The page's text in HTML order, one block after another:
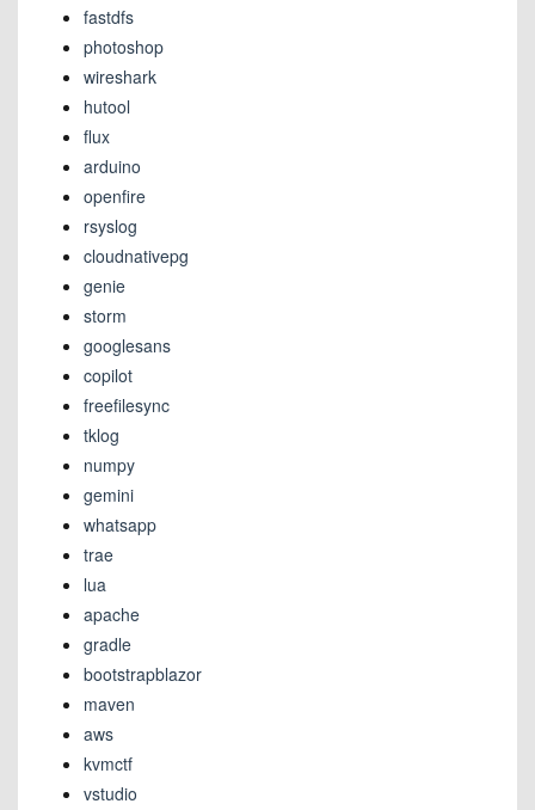
fastdfs
photoshop
wireshark
hutool
flux
arduino
openfire
rsyslog
cloudnativepg
genie
storm
googlesans
copilot
freefilesync
tklog
numpy
gemini
whatsapp
trae
lua
apache
gradle
bootstrapblazor
maven
aws
kvmctf
vstudio